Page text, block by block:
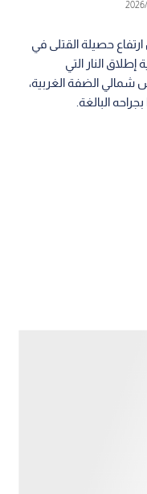
حصيلة القتلى في
النار التي
الضفة الغربية،
البالغة.